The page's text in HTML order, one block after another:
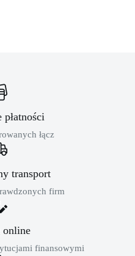
płatności
łącz
transport
firm
online
finansowymi